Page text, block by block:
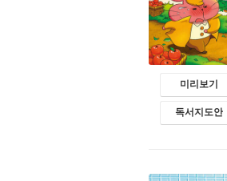
미리보기
독서지도안